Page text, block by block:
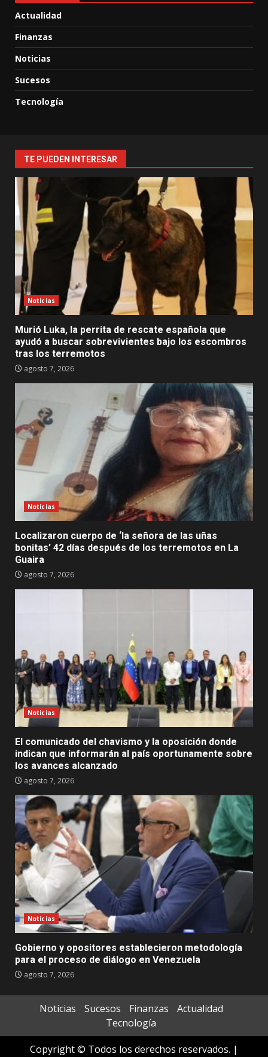
Actualidad
Finanzas
Noticias
Sucesos
Tecnología
TE PUEDEN INTERESAR
Noticias
Murió Luka, la perrita de rescate española que
ayudó a buscar sobrevivientes bajo los escombros
tras los terremotos
agosto 7, 2026
Noticias
Localizaron cuerpo de ‘la señora de las uñas
bonitas’ 42 días después de los terremotos en La
Guaira
agosto 7, 2026
Noticias
El comunicado del chavismo y la oposición donde
indican que informarán al país oportunamente sobre
los avances alcanzado
agosto 7, 2026
Noticias
Gobierno y opositores establecieron metodología
para el proceso de diálogo en Venezuela
agosto 7, 2026
Noticias Sucesos Finanzas
Actualidad
Tecnología
Copyright © Todos los derechos reservados. |